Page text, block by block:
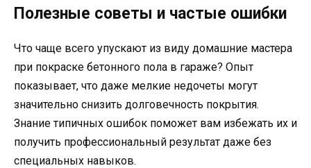
Полезные советы и частые ошибки
Что чаще всего упускают из виду домашние мастера
при покраске бетонного пола в гараже? Опыт
показывает, что даже мелкие недочеты могут
значительно снизить долговечность покрытия.
Знание типичных ошибок поможет вам избежать их и
получить профессиональный результат даже без
специальных навыков.